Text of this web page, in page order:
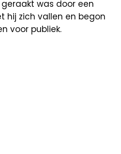
was door een
hij zich vallen en begon
voor publiek.